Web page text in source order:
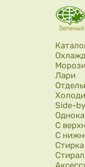
Перейти к
Лари
Side-
С
С